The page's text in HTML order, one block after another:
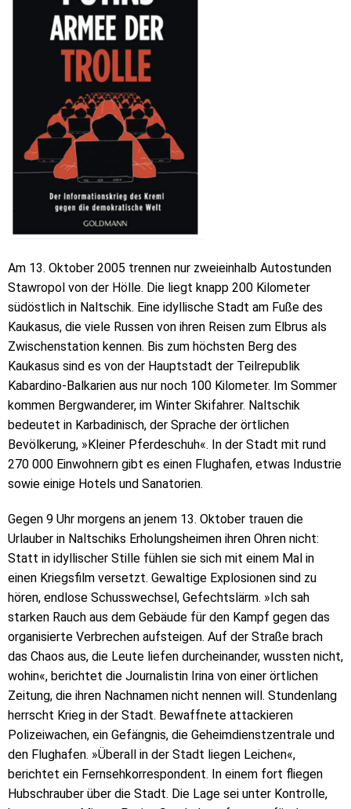
Am 13. Oktober 2005 trennen nur zweieinhalb Autostunden
Stawropol von der Hölle. Die liegt knapp 200 Kilometer
südöstlich in Naltschik. Eine idyllische Stadt am Fuße des
Kaukasus, die viele Russen von ihren Reisen zum Elbrus als
Zwischenstation kennen. Bis zum höchsten Berg des
Kaukasus sind es von der Hauptstadt der Teilrepublik
Kabardino-Balkarien aus nur noch 100 Kilometer. Im Sommer
kommen Bergwanderer, im Winter Skifahrer. Naltschik
bedeutet in Karbadinisch, der Sprache der örtlichen
Bevölkerung, »Kleiner Pferdeschuh«. In der Stadt mit rund
270 000 Einwohnern gibt es einen Flughafen, etwas Industrie
sowie einige Hotels und Sanatorien.
Gegen 9 Uhr morgens an jenem 13. Oktober trauen die
Urlauber in Naltschiks Erholungsheimen ihren Ohren nicht:
Statt in idyllischer Stille fühlen sie sich mit einem Mal in
einen Kriegsfilm versetzt. Gewaltige Explosionen sind zu
hören, endlose Schusswechsel, Gefechtslärm. »Ich sah
starken Rauch aus dem Gebäude für den Kampf gegen das
organisierte Verbrechen aufsteigen. Auf der Straße brach
das Chaos aus, die Leute liefen durcheinander, wussten nicht,
wohin«, berichtet die Journalistin Irina von einer örtlichen
Zeitung, die ihren Nachnamen nicht nennen will. Stundenlang
herrscht Krieg in der Stadt. Bewaffnete attackieren
Polizeiwachen, ein Gefängnis, die Geheimdienstzentrale und
den Flughafen. »Überall in der Stadt liegen Leichen«,
berichtet ein Fernsehkorrespondent. In einem fort fliegen
Hubschrauber über die Stadt. Die Lage sei unter Kontrolle,